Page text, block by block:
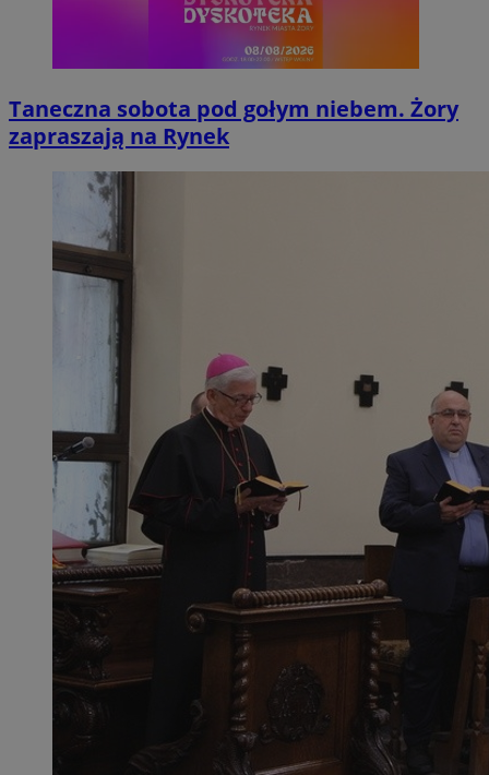
Taneczna sobota pod gołym niebem. Żory
zapraszają na Rynek